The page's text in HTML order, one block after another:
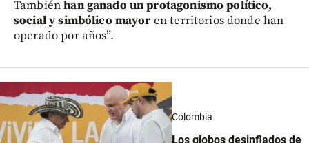
Tambiénhan ganado un protagonismo político,
social y simbólico mayor en territorios donde han
operado por años”.
Colombia
Los globos desinflados de